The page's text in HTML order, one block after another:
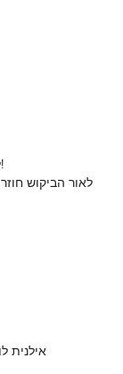
למעלה מ25,0שלמעלה מ25,000 איש כבר צפו ונהנו!
אילנית